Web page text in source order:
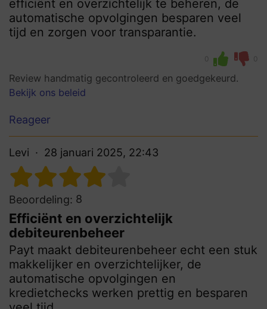
efficiënt en overzichtelijk te beheren, de
automatische opvolgingen besparen veel
tijd en zorgen voor transparantie.
0 0
Review handmatig gecontroleerd en goedgekeurd.
Bekijk ons beleid
Reageer
Levi 28 januari 2025, 22:43
Beoordeling: 8
Efficiënt en overzichtelijk
debiteurenbeheer
Payt maakt debiteurenbeheer echt een stuk
makkelijker en overzichtelijker, de
automatische opvolgingen en
kredietchecks werken prettig en besparen